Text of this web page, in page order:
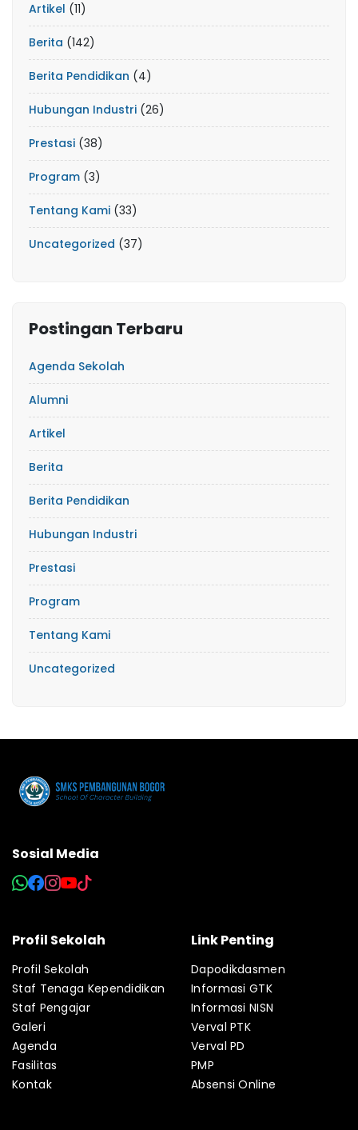
Artikel (11)
Berita (142)
Berita Pendidikan (4)
Hubungan Industri (26)
Prestasi (38)
Program (3)
Tentang Kami (33)
Uncategorized (37)
Postingan Terbaru
Agenda Sekolah
Alumni
Artikel
Berita
Berita Pendidikan
Hubungan Industri
Prestasi
Program
Tentang Kami
Uncategorized
Sosial Media
Profil Sekolah
Profil Sekolah
Staf Tenaga Kependidikan
Staf Pengajar
Galeri
Agenda
Fasilitas
Kontak
Link Penting
Dapodikdasmen
Informasi GTK
Informasi NISN
Verval PTK
Verval PD
PMP
Absensi Online